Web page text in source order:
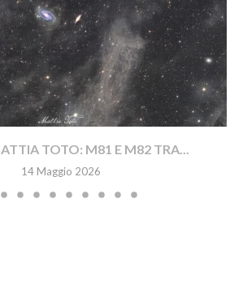
TOTO: M81 E M82 TRA...
14 Maggio 2026